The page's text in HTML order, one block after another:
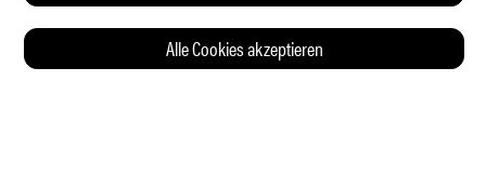
Alle Cookies akzeptieren